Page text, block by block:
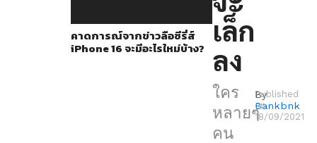
คาดการณ์จากข่าวลือซีรี่ส์
iPhone 16 จะมีอะไรใหม่บ้าง?
เล็ก
ลง
ใคร
หลายๆ
คน
By
Bankbnk
Published
on
18/09/2021
ได้
และ
คง
คิด
ว่า
iPhone
13